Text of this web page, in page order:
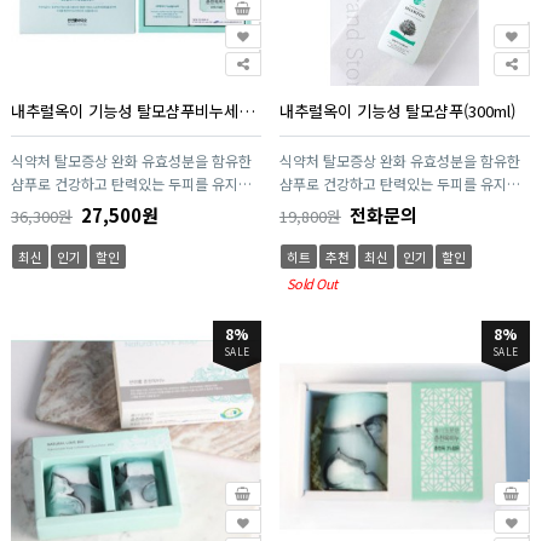
내추럴옥이 기능성 탈모샴푸비누세트(샴푸 300ml*1개, 비누 90g*2개)
식약처 탈모증상 완화 유효성분을 함유한
샴푸로 건강하고 탄력있는 두피를 유지하
여 탈모증상을 완화시켜 줍니다. 락토바실
러스 발효액과 옥정수를 이용하여 개발한
옥효소소금(특허등록)을 첨가해 두피를 깨
긋하게 유지하여 가려움증 완화에 도움을
일, 아로마 에센셜오일, 원적외선이 방출되
는 춘천옥분말을 이용하여 만든 천연 수제
비누입니다.
36,300원 27,500원
최신 인기 할인
내추럴옥이 기능성 탈모샴푸(300ml)
식약처 탈모증상 완화 유효성분을 함유한
샴푸로 건강하고 탄력있는 두피를 유지하
여 탈모증상을 완화시켜 줍니다. 락토바실
러스 발효액과 옥정수를 이용하여 개발한
옥효소소금(특허등록)을 첨가해 두피를 깨
긋하게 유지하여 가려움증 완화에 도움을
19,800원 전화문의
히트 추천 최신 인기
할인
Sold Out
8%
SALE
8%
SALE